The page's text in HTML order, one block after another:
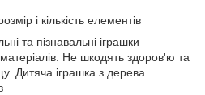
і кількість елементів
та пізнавальні іграшки
Не шкодять здоров'ю та
Дитяча іграшка з дерева